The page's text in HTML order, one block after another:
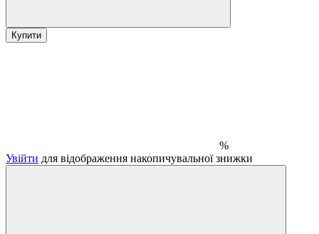
Купити
%
Увійти для відображення накопичувальної знижки